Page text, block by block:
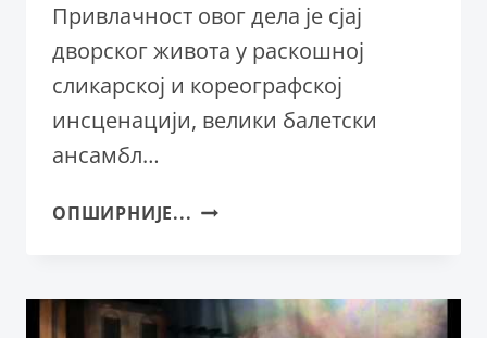
Привлачност овог дела је сјај
дворског живота у раскошној
сликарској и кореографској
инсценацији, велики балетски
ансамбл…
ОПШИРНИЈЕ... УСПАВАНА